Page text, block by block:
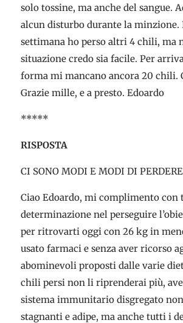
solo tossine, ma anche del sangue.
alcun disturbo durante la minzione.
settimana ho perso altri 4 chili, ma
situazione credo sia facile. Per
forma mi mancano ancora 20 chili.
Grazie mille, e a presto. Edoardo
*****
RISPOSTA
CI SONO MODI E MODI DI
Ciao Edoardo, mi complimento con
determinazione nel perseguire
per ritrovarti oggi con 26 kg in
usato farmaci e senza aver ricorso
abominevoli proposti dalle varie
chili persi non li riprenderai più,
sistema immunitario disgregato
stagnanti e adipe, ma anche tutti i